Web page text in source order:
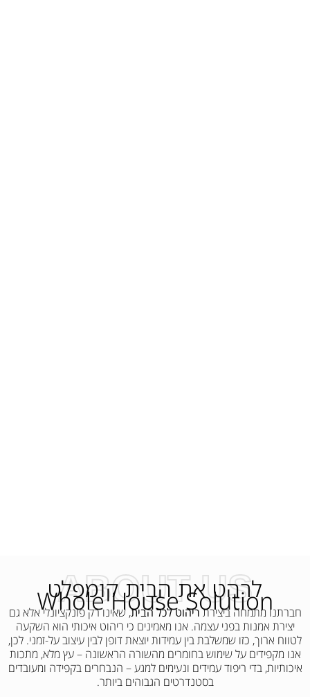
ABOUT US
לרהט את הבית קומפלט
Whole House Solution
חברתנו מתמחה ביצירתריהוט לכל הבית, שאינו רק פונקציונלי אלא גם
יצירת אמנות בפני עצמה. אנו מאמינים כי ריהוט איכותי הוא השקעה
לטווח ארוך, כזו שמשלבת בין עמידות יוצאת דופן לבין עיצוב על-זמני. לכן,
אנו מקפידים על שימוש בחומרים מהשורה הראשונה – עץ מלא, מתכות
איכותיות, בדי ריפוד עמידים ונעימים למגע – הנבחרים בקפידה ומעובדים
בסטנדרטים הגבוהים ביותר.